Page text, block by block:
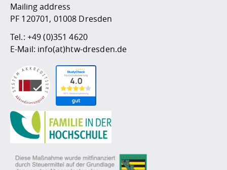
Mailing address
PF 120701, 01008 Dresden
Tel.: +49 (0)351 4620
E-Mail: info(at)htw-dresden.de